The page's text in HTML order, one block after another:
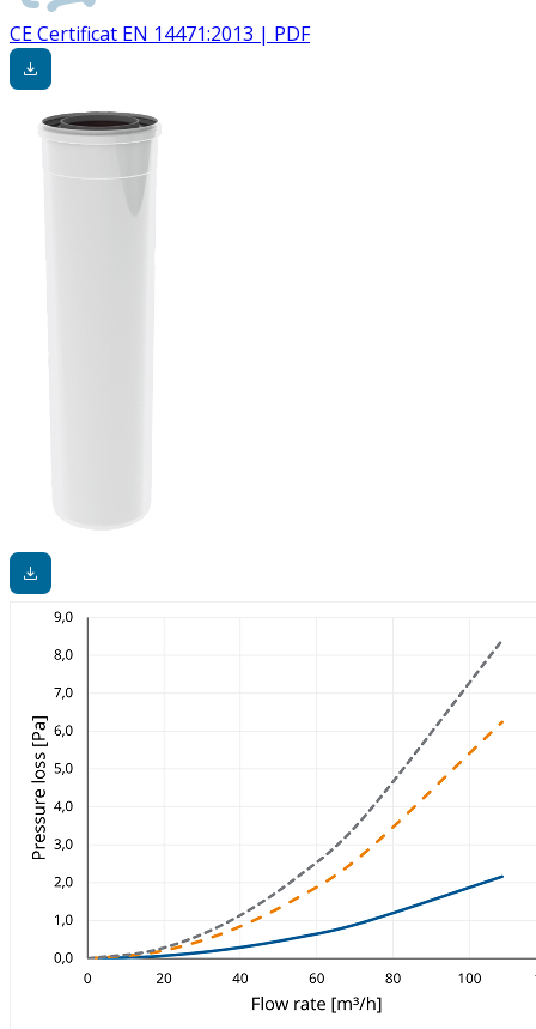
CE Certificat EN 14471:2013 | PDF